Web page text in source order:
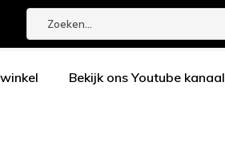
Bekijk ons Youtube kanaal